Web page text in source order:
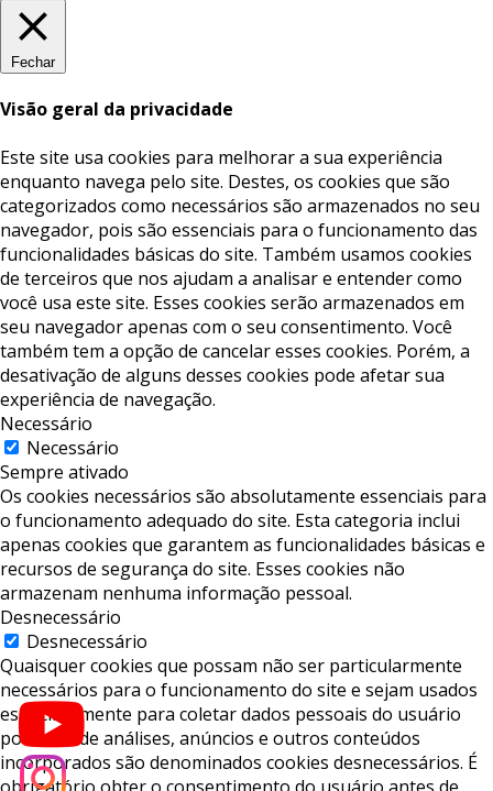
Fechar
Visão geral da privacidade
Este site usa cookies para melhorar a sua experiência
enquanto navega pelo site. Destes, os cookies que são
categorizados como necessários são armazenados no seu
navegador, pois são essenciais para o funcionamento das
funcionalidades básicas do site. Também usamos cookies
de terceiros que nos ajudam a analisar e entender como
você usa este site. Esses cookies serão armazenados em
seu navegador apenas com o seu consentimento. Você
também tem a opção de cancelar esses cookies. Porém, a
desativação de alguns desses cookies pode afetar sua
experiência de navegação.
Necessário
Necessário
Sempre ativado
Os cookies necessários são absolutamente essenciais para
o funcionamento adequado do site. Esta categoria inclui
apenas cookies que garantem as funcionalidades básicas e
recursos de segurança do site. Esses cookies não
armazenam nenhuma informação pessoal.
Desnecessário
Desnecessário
Quaisquer cookies que possam não ser particularmente
necessários para o funcionamento do site e sejam usados ​​
especificamente para coletar dados pessoais do usuário
por meio de análises, anúncios e outros conteúdos
incorporados são denominados cookies desnecessários. É
obrigatório obter o consentimento do usuário antes de